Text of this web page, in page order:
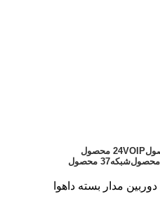
VOIP24 محصول
شبکه37 محصول
دوربین مدار بسته داهوا